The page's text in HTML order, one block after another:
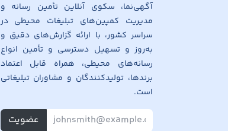
آگهی‌نما، سکوی آنلاین تأمین رسانه و
مدیریت کمپین‌های تبلیغات محیطی در
سراسر کشور، با ارائه گزارش‌های دقیق و
به‌روز و تسهیل دسترسی و تأمین انواع
رسانه‌های محیطی، همراه قابل اعتماد
برندها، تولیدکنندگان و مشاوران تبلیغاتی
است.
عضویت